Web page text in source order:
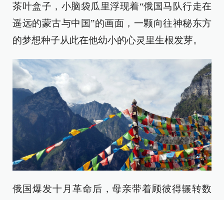
茶叶盒子，小脑袋瓜里浮现着“俄国马队行走在
遥远的蒙古与中国”的画面，一颗向往神秘东方
的梦想种子从此在他幼小的心灵里生根发芽。
俄国爆发十月革命后，母亲带着顾彼得辗转数